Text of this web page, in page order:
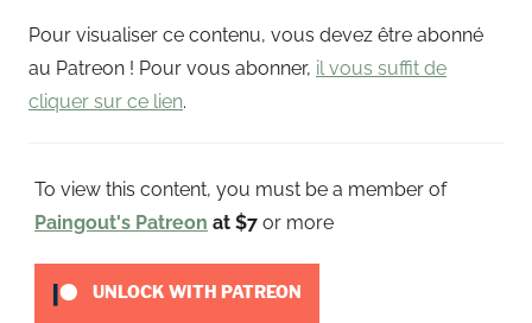
P
a
o
u
Pour visualiser ce contenu, vous devez être abonné
au Patreon ! Pour vous abonner, il vous suffit de
cliquer sur ce lien.
To view this content, you must be a member of
Paingout's Patreon at $7 or more
UNLOCK WITH PATREON